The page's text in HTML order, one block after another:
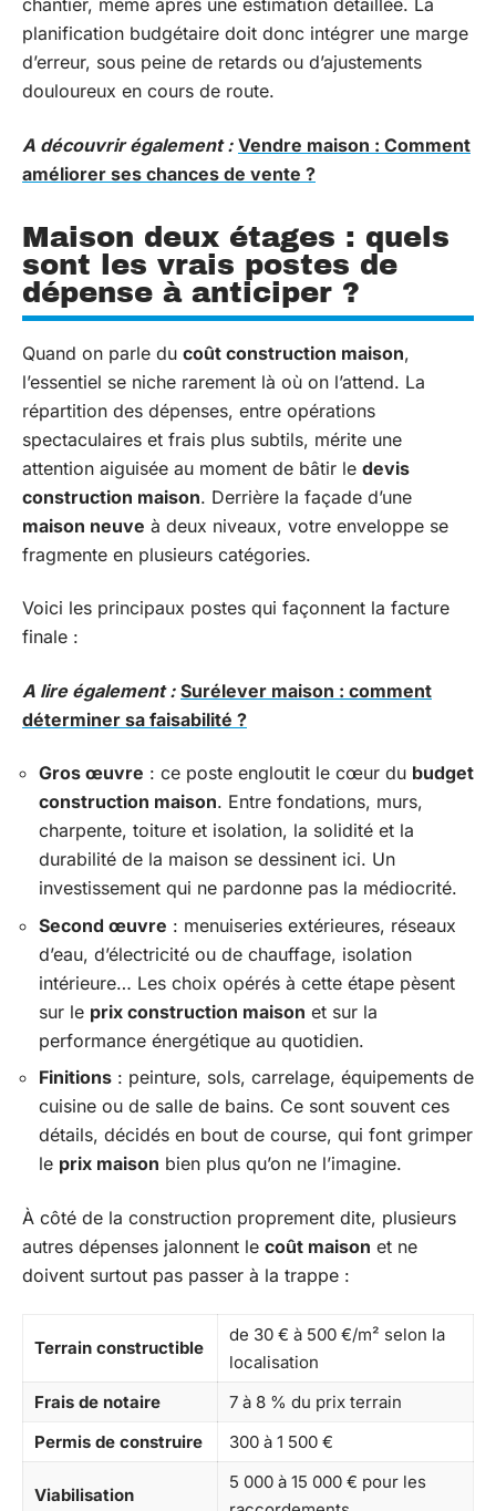
chantier, même après une estimation détaillée. La
planification budgétaire doit donc intégrer une marge
d’erreur, sous peine de retards ou d’ajustements
douloureux en cours de route.
A découvrir également : Vendre maison : Comment
améliorer ses chances de vente ?
Maison deux étages : quels
sont les vrais postes de
dépense à anticiper ?
Quand on parle du coût construction maison,
l’essentiel se niche rarement là où on l’attend. La
répartition des dépenses, entre opérations
spectaculaires et frais plus subtils, mérite une
attention aiguisée au moment de bâtir le devis
construction maison. Derrière la façade d’une
maison neuve à deux niveaux, votre enveloppe se
fragmente en plusieurs catégories.
Voici les principaux postes qui façonnent la facture
finale :
A lire également : Surélever maison : comment
déterminer sa faisabilité ?
Gros œuvre : ce poste engloutit le cœur du budget
construction maison. Entre fondations, murs,
charpente, toiture et isolation, la solidité et la
durabilité de la maison se dessinent ici. Un
investissement qui ne pardonne pas la médiocrité.
Second œuvre : menuiseries extérieures, réseaux
d’eau, d’électricité ou de chauffage, isolation
intérieure… Les choix opérés à cette étape pèsent
sur le prix construction maison et sur la
performance énergétique au quotidien.
Finitions : peinture, sols, carrelage, équipements de
cuisine ou de salle de bains. Ce sont souvent ces
détails, décidés en bout de course, qui font grimper
le prix maison bien plus qu’on ne l’imagine.
À côté de la construction proprement dite, plusieurs
autres dépenses jalonnent le coût maison et ne
doivent surtout pas passer à la trappe :
Terrain constructible
de 30 € à 500 €/m² selon la
localisation
Frais de notaire
7 à 8 % du prix terrain
Permis de construire
300 à 1 500 €
Viabilisation
5 000 à 15 000 € pour les